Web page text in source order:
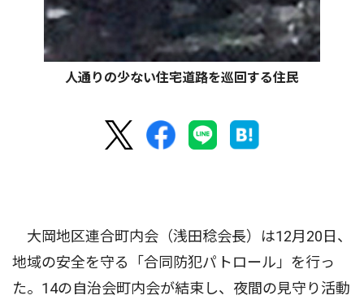
人通りの少ない住宅道路を巡回する住民
大岡地区連合町内会（浅田稔会長）は12月20日、
地域の安全を守る「合同防犯パトロール」を行っ
た。14の自治会町内会が結束し、夜間の見守り活動